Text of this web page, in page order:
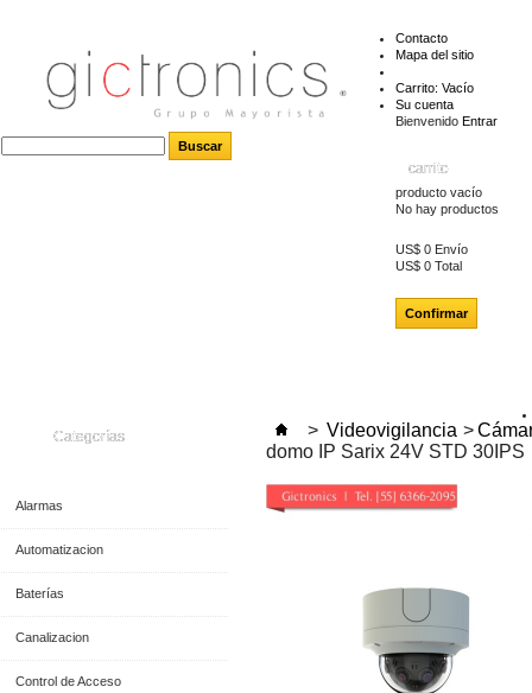
Contacto
Mapa del sitio
Carrito: Vacío
Su cuenta
Bienvenido Entrar
carrito
producto vacío
No hay productos
US$ 0 Envío
US$ 0 Total
Confirmar
Categorías
Alarmas
Automatizacion
Baterías
Canalizacion
Control de Acceso
> Videovigilancia >
domo IP Sarix 24V STD 30IPS